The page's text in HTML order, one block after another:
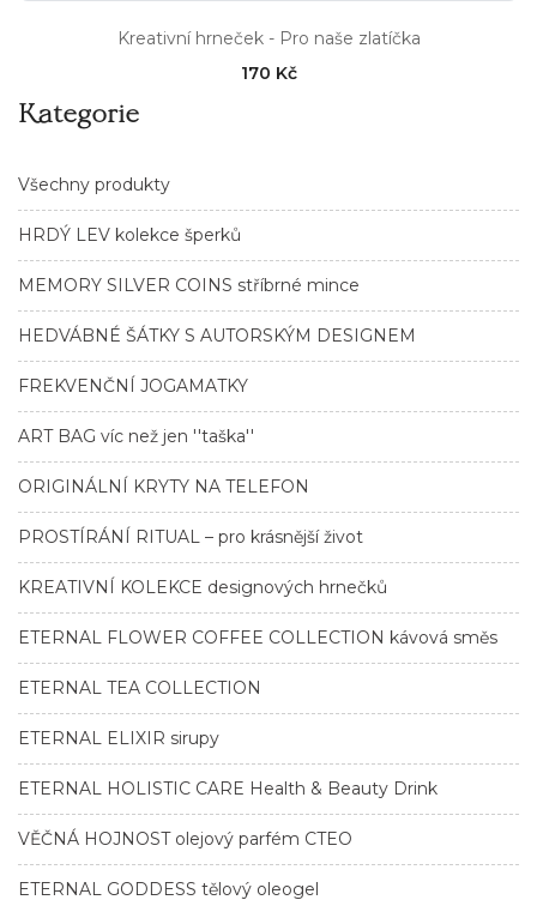
Kategorie
Všechny produkty
HRDÝ LEV kolekce šperků
MEMORY SILVER COINS stříbrné mince
HEDVÁBNÉ ŠÁTKY S AUTORSKÝM DESIGNEM
FREKVENČNÍ JOGAMATKY
ART BAG víc než jen ''taška''
ORIGINÁLNÍ KRYTY NA TELEFON
PROSTÍRÁNÍ RITUAL – pro krásnější život
KREATIVNÍ KOLEKCE designových hrnečků
ETERNAL FLOWER COFFEE COLLECTION kávová směs
ETERNAL TEA COLLECTION
ETERNAL ELIXIR sirupy
ETERNAL HOLISTIC CARE Health & Beauty Drink
VĚČNÁ HOJNOST olejový parfém CTEO
ETERNAL GODDESS tělový oleogel
Kreativní hrneček - Pro naše zlatíčka
170 Kč